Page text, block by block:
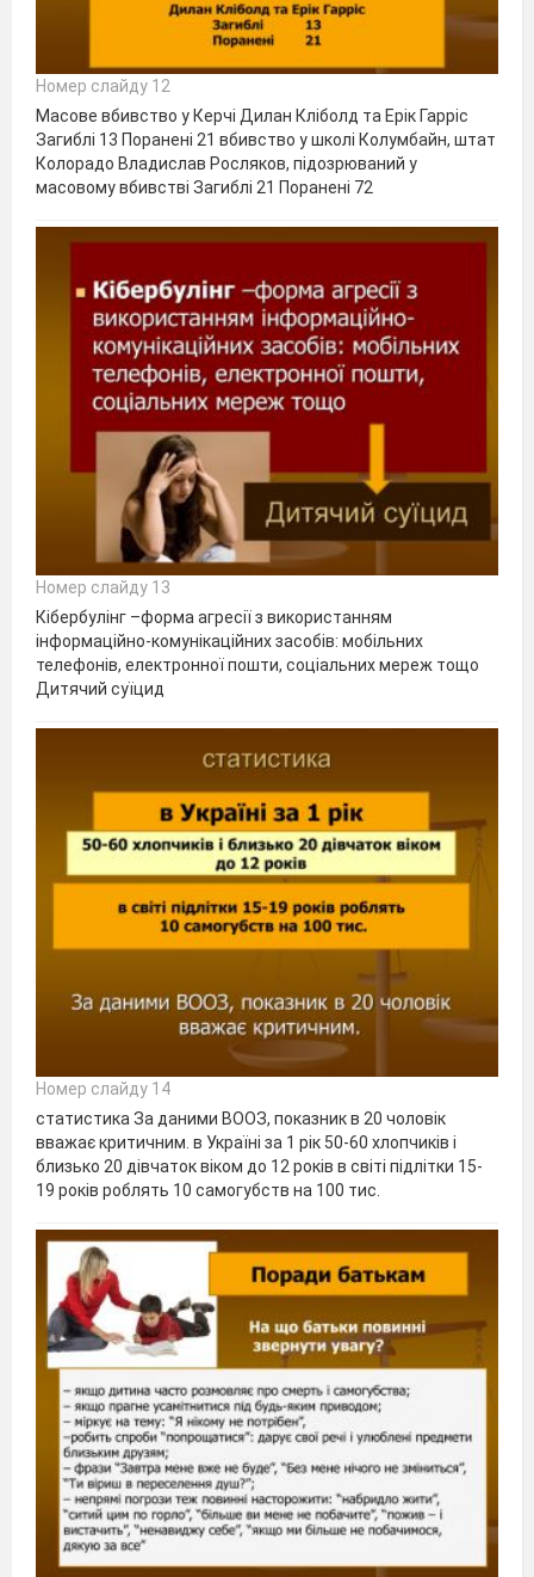
Номер слайду 12
Масове вбивство у Керчі Дилан Кліболд та Ерік Гарріс
Загиблі 13 Поранені 21 вбивство у школі Колумбайн, штат
Колорадо Владислав Росляков, підозрюваний у
масовому вбивстві Загиблі 21 Поранені 72
Номер слайду 13
Кібербулінг –форма агресії з використанням
інформаційно-комунікаційних засобів: мобільних
телефонів, електронної пошти, соціальних мереж тощо
Дитячий суїцид
Номер слайду 14
статистика За даними ВООЗ, показник в 20 чоловік
вважає критичним. в Україні за 1 рік 50-60 хлопчиків і
близько 20 дівчаток віком до 12 років в світі підлітки 15-
19 років роблять 10 самогубств на 100 тис.